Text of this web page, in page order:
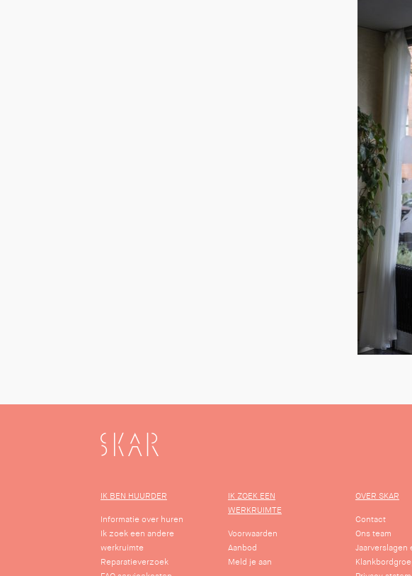
SKAR
IK BEN HUURDER
Informatie over huren
Ik zoek een andere
werkruimte
Reparatieverzoek
IK ZOEK EEN
WERKRUIMTE
Voorwaarden
Aanbod
Meld je aan
OVER SKAR
Contact
Ons team
Jaarverslagen